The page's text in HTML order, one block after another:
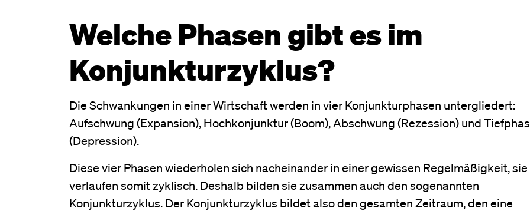
Welche Phasen gibt es im
Konjunkturzyklus?
Die Schwankungen in einer Wirtschaft werden in vier Konjunkturphasen untergliedert:
Aufschwung (Expansion), Hochkonjunktur (Boom), Abschwung (Rezession) und
(Depression).
Diese vier Phasen wiederholen sich nacheinander in einer gewissen Regelmäßigkeit, sie
verlaufen somit zyklisch. Deshalb bilden sie zusammen auch den sogenannten
Konjunkturzyklus. Der Konjunkturzyklus bildet also den gesamten Zeitraum, den eine